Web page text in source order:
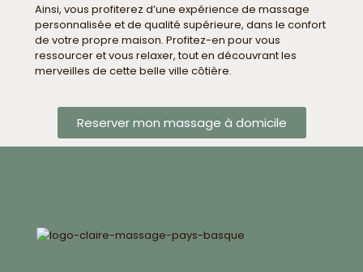
Ainsi, vous profiterez d’une expérience de massage
personnalisée et de qualité supérieure, dans le confort
de votre propre maison. Profitez-en pour vous
ressourcer et vous relaxer, tout en découvrant les
merveilles de cette belle ville côtière.
Reserver mon massage à domicile